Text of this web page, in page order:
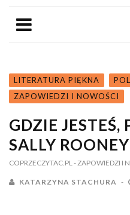
LITERATURA PIĘKNA
ZAPOWIEDZI I NOWOŚCI
GDZIE JESTEŚ,
SALLY
COPRZECZYTAC.PL - ZAPOWIEDZI I
KATARZYNA STACHURA